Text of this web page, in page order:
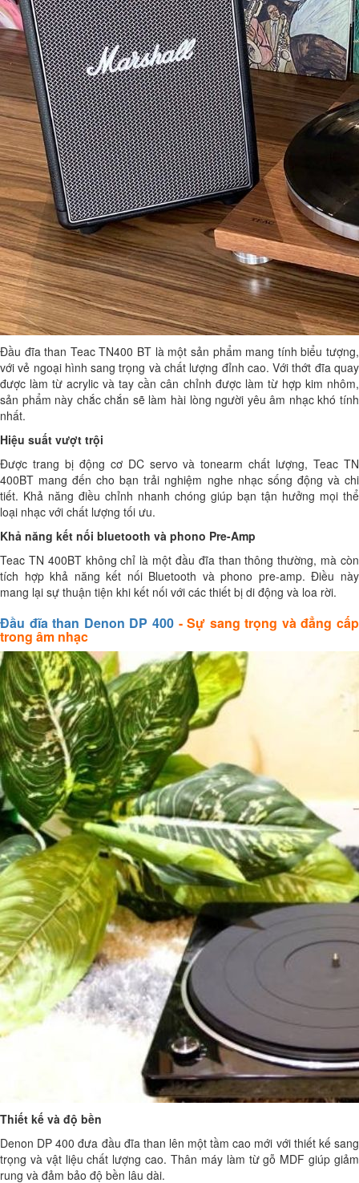
Đầu đĩa than Teac TN400 BT là một sản phẩm mang tính biểu tượng,
với vẻ ngoại hình sang trọng và chất lượng đỉnh cao. Với thớt đĩa quay
được làm từ acrylic và tay cần cân chỉnh được làm từ hợp kim nhôm,
sản phẩm này chắc chắn sẽ làm hài lòng người yêu âm nhạc khó tính
nhất.
Hiệu suất vượt trội
Được trang bị động cơ DC servo và tonearm chất lượng, Teac TN
400BT mang đến cho bạn trải nghiệm nghe nhạc sống động và chi
tiết. Khả năng điều chỉnh nhanh chóng giúp bạn tận hưởng mọi thể
loại nhạc với chất lượng tối ưu.
Khả năng kết nối bluetooth và phono Pre-Amp
Teac TN 400BT không chỉ là một đầu đĩa than thông thường, mà còn
tích hợp khả năng kết nối Bluetooth và phono pre-amp. Điều này
mang lại sự thuận tiện khi kết nối với các thiết bị di động và loa rời.
Đầu đĩa than Denon DP 400- Sự sang trọng và đẳng cấp
trong âm nhạc
Thiết kế và độ bền
Denon DP 400 đưa đầu đĩa than lên một tầm cao mới với thiết kế sang
trọng và vật liệu chất lượng cao. Thân máy làm từ gỗ MDF giúp giảm
rung và đảm bảo độ bền lâu dài.